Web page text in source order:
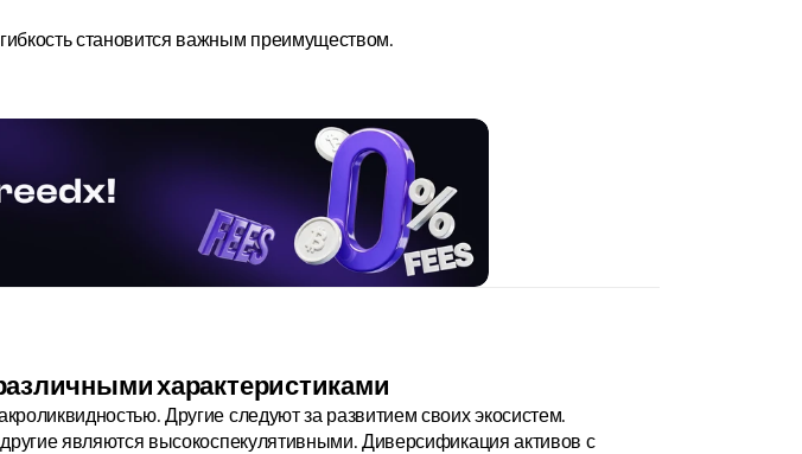
становится важным преимуществом.
характеристиками
Другие следуют за развитием своих экосистем.
являются высокоспекулятивными. Диверсификация активов с